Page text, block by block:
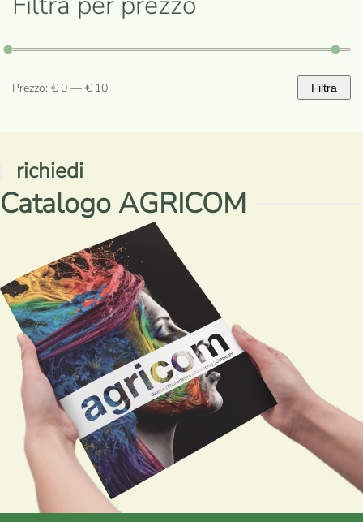
pagina
prodotto
Prezzo
Prezzo
Filtra
Prezzo: € 0 — € 10
richiedi
Catalogo AGRICOM